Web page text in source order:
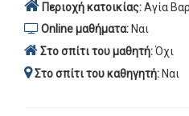
Περιοχή κατοικίας:Αγία
Online μαθήματα: Ναι
Στο σπίτι του μαθητή:Όχι
Στο σπίτι του καθηγητή: Ναι